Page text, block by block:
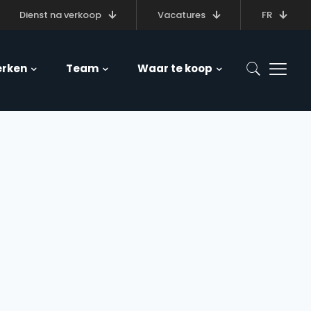
Dienst na verkoop Vacatures FR
Team Waar te koop